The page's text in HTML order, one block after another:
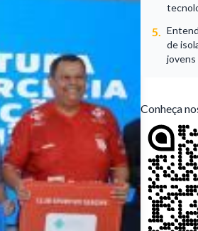
5.
de
jovens
Conheça